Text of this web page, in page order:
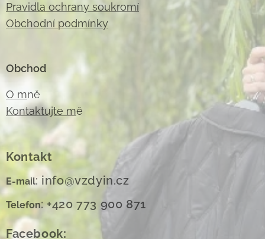
Pravidla ochrany soukromí
Obchodní podmínky
Obchod
O mně
Kontaktujte mě
Kontakt
E-mail: info@vzdyin.cz
Telefon: +420 773 900 871
Facebook: